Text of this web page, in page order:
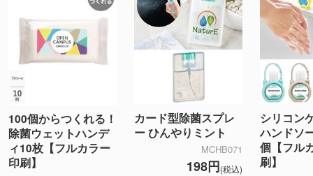
100個からつくれる！
除菌ウェットハンデ
ィ10枚【フルカラー
印刷】
カード型除菌スプレ
ー ひんやりミント
MCHB071
198円(税込)
シリコン
ハンドソ
個【フル
刷】